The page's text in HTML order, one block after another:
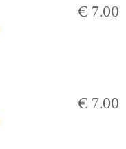
€ 7.00
€ 7.00